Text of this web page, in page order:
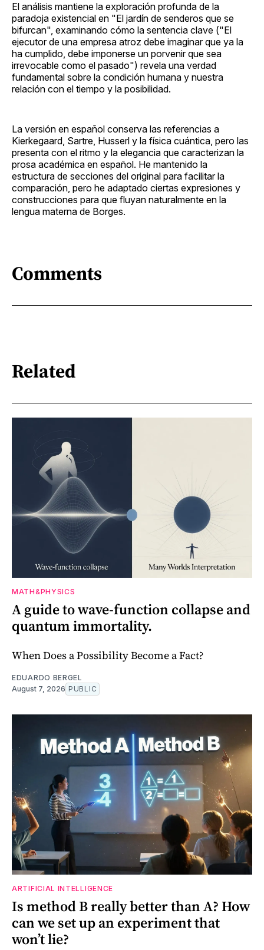
El análisis mantiene la exploración profunda de la
paradoja existencial en "El jardín de senderos que se
bifurcan", examinando cómo la sentencia clave ("El
ejecutor de una empresa atroz debe imaginar que ya la
ha cumplido, debe imponerse un porvenir que sea
irrevocable como el pasado") revela una verdad
fundamental sobre la condición humana y nuestra
relación con el tiempo y la posibilidad.
La versión en español conserva las referencias a
Kierkegaard, Sartre, Husserl y la física cuántica, pero las
presenta con el ritmo y la elegancia que caracterizan la
prosa académica en español. He mantenido la
estructura de secciones del original para facilitar la
comparación, pero he adaptado ciertas expresiones y
construcciones para que fluyan naturalmente en la
lengua materna de Borges.
Comments
Related
MATH&PHYSICS
A guide to wave-function collapse and
quantum immortality.
When Does a Possibility Become a Fact?
EDUARDO BERGEL
August 7, 2026 PUBLIC
ARTIFICIAL INTELLIGENCE
Is method B really better than A? How
can we set up an experiment that
won’t lie?